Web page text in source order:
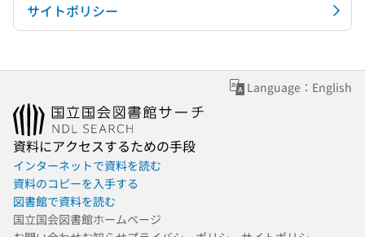
サイトポリシー
Language：English
資料にアクセスするための手段
インターネットで資料を読む
資料のコピーを入手する
図書館で資料を読む
国立国会図書館ホームページ